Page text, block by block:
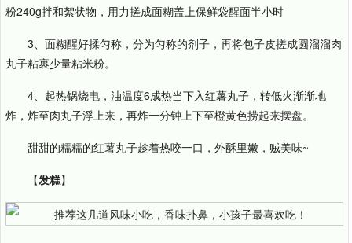
粉240g拌和絮状物，用力搓成面糊盖上保鲜袋醒面半小时
3、面糊醒好揉匀称，分为匀称的剂子，再将包子皮搓成圆溜溜肉
丸子粘裹少量粘米粉。
4、起热锅烧电，油温度6成热当下入红薯丸子，转低火渐渐地
炸，炸至肉丸子浮上来，再炸一分钟上下至橙黄色捞起来摆盘。
甜甜的糯糯的红薯丸子趁着热咬一口，外酥里嫩，贼美味~
【发糕】